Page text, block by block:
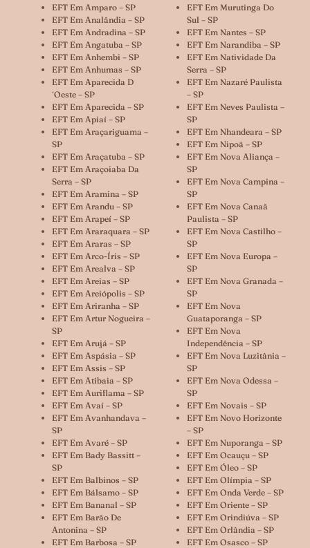
EFT Em Amparo – SP
EFT Em Analândia – SP
EFT Em Andradina – SP
EFT Em Angatuba – SP
EFT Em Anhembi – SP
EFT Em Anhumas – SP
EFT Em Aparecida D
´oeste – SP
EFT Em Aparecida – SP
EFT Em Apiaí – SP
EFT Em Araçariguama –
SP
EFT Em Araçatuba – SP
EFT Em Araçoiaba Da
Serra – SP
EFT Em Aramina – SP
EFT Em Arandu – SP
EFT Em Arapeí – SP
EFT Em Araraquara – SP
EFT Em Araras – SP
EFT Em Arco-Íris – SP
EFT Em Arealva – SP
EFT Em Areias – SP
EFT Em Areiópolis – SP
EFT Em Ariranha – SP
EFT Em Artur Nogueira –
SP
EFT Em Arujá – SP
EFT Em Aspásia – SP
EFT Em Assis – SP
EFT Em Atibaia – SP
EFT Em Auriflama – SP
EFT Em Avaí – SP
EFT Em Avanhandava –
SP
EFT Em Avaré – SP
EFT Em Bady Bassitt –
SP
EFT Em Balbinos – SP
EFT Em Bálsamo – SP
EFT Em Bananal – SP
EFT Em Barão De
Antonina – SP
EFT Em Barbosa – SP
EFT Em Murutinga Do
Sul – SP
EFT Em Nantes – SP
EFT Em Narandiba – SP
EFT Em Natividade Da
Serra – SP
EFT Em Nazaré Paulista
– SP
EFT Em Neves Paulista –
SP
EFT Em Nhandeara – SP
EFT Em Nipoã – SP
EFT Em Nova Aliança –
SP
EFT Em Nova Campina –
SP
EFT Em Nova Canaã
Paulista – SP
EFT Em Nova Castilho –
SP
EFT Em Nova Europa –
SP
EFT Em Nova Granada –
SP
EFT Em Nova
Guataporanga – SP
EFT Em Nova
Independência – SP
EFT Em Nova Luzitânia –
SP
EFT Em Nova Odessa –
SP
EFT Em Novais – SP
EFT Em Novo Horizonte
– SP
EFT Em Nuporanga – SP
EFT Em Ocauçu – SP
EFT Em Óleo – SP
EFT Em Olímpia – SP
EFT Em Onda Verde – SP
EFT Em Oriente – SP
EFT Em Orindiúva – SP
EFT Em Orlândia – SP
EFT Em Osasco – SP